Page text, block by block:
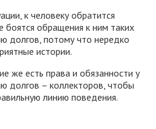
к человеку обратится
боятся обращения к ним таких
долгов, потому что нередко
истории.
же есть права и обязанности у
долгов – коллекторов, чтобы
линию поведения.